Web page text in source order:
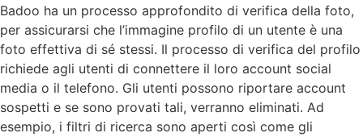
Badoo ha un processo approfondito di verifica della foto,
per assicurarsi che l’immagine profilo di un utente è una
foto effettiva di sé stessi. Il processo di verifica del profilo
richiede agli utenti di connettere il loro account social
media o il telefono. Gli utenti possono riportare account
sospetti e se sono provati tali, verranno eliminati. Ad
esempio, i filtri di ricerca sono aperti così come gli